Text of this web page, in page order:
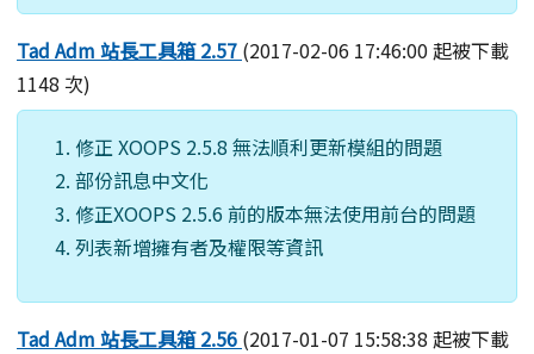
Tad Adm 站長工具箱 2.57 (2017-02-06 17:46:00 起被下載
1148 次)
修正 XOOPS 2.5.8 無法順利更新模組的問題
部份訊息中文化
修正XOOPS 2.5.6 前的版本無法使用前台的問題
列表新增擁有者及權限等資訊
Tad Adm 站長工具箱 2.56 (2017-01-07 15:58:38 起被下載